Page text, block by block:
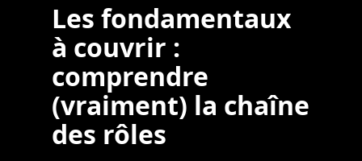
Les fondamentaux
à couvrir :
comprendre
(vraiment) la chaîne
des rôles